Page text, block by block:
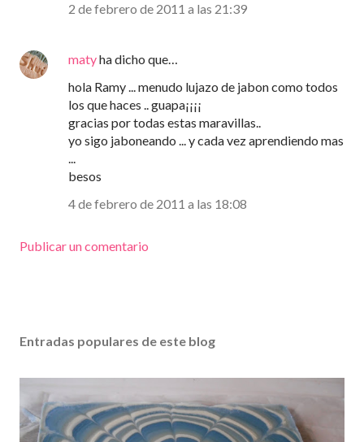
2 de febrero de 2011 a las 21:39
matyha dicho que…
hola Ramy ... menudo lujazo de jabon como todos
los que haces .. guapa¡¡¡¡
gracias por todas estas maravillas..
yo sigo jaboneando ... y cada vez aprendiendo mas
...
besos
4 de febrero de 2011 a las 18:08
Publicar un comentario
Entradas populares de este blog